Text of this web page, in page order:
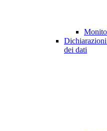
dei dati